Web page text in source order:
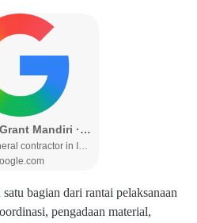
bagian dari rantai pelaksanaan
pengadaan material,